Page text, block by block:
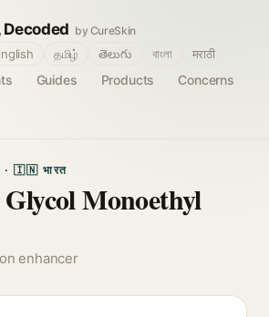
by CureSkin
Guides Products
Concerns
தமிழ் తెలుగు বাংলা मराठी
· 🇮🇳 भारत
Monoethyl
enhancer